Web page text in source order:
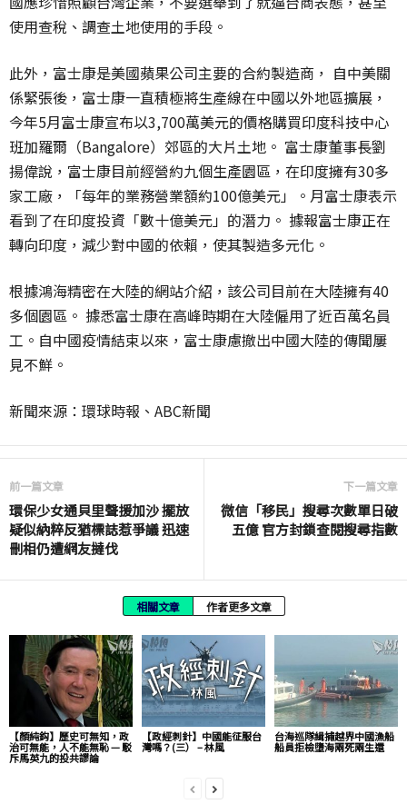
使用查稅、調查土地使用的手段。
此外，富士康是美國蘋果公司主要的合約製造商， 自中美關
係緊張後，富士康一直積極將生產線在中國以外地區擴展，
今年5月富士康宣布以3,700萬美元的價格購買印度科技中心
班加羅爾（Bangalore）郊區的大片土地。 富士康董事長劉
揚偉說，富士康目前經營約九個生產園區，在印度擁有30多
家工廠，「每年的業務營業額約100億美元」。月富士康表示
看到了在印度投資「數十億美元」的潛力。 據報富士康正在
轉向印度，減少對中國的依賴，使其製造多元化。
根據鴻海精密在大陸的網站介紹，該公司目前在大陸擁有40
多個園區。 據悉富士康在高峰時期在大陸僱用了近百萬名員
工。自中國疫情結束以來，富士康慮撤出中國大陸的傳聞屢
見不鮮。
新聞來源：環球時報、ABC新聞
前一篇文章
環保少女通貝里聲援加沙 擺放
疑似納粹反猶標誌惹爭議 迅速
刪相仍遭網友撻伐
下一篇文章
微信「移民」搜尋次數單日破
五億 官方封鎖查閱搜尋指數
相關文章 作者更多文章
【顏純鈎】歷史可無知，政
治可無能，人不能無恥 — 駁
斥馬英九的投共謬論
【政經刺針】中國能征服台
灣嗎？(三） – 林風
台海巡隊緝捕越界中國漁船
船員拒檢墮海兩死兩生還